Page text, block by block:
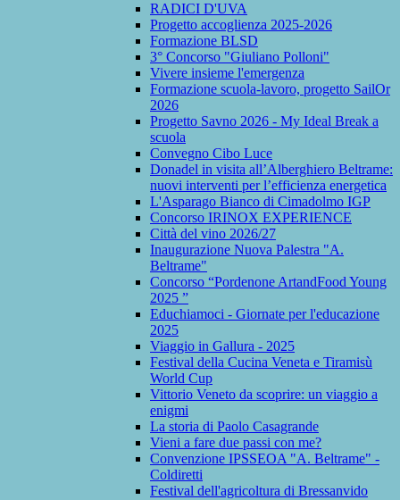
RADICI D'UVA
Progetto accoglienza 2025-2026
Formazione BLSD
3° Concorso "Giuliano Polloni"
Vivere insieme l'emergenza
Formazione scuola-lavoro, progetto SailOr
2026
Progetto Savno 2026 - My Ideal Break a
scuola
Convegno Cibo Luce
Donadel in visita all’Alberghiero Beltrame:
nuovi interventi per l’efficienza energetica
L'Asparago Bianco di Cimadolmo IGP
Concorso IRINOX EXPERIENCE
Città del vino 2026/27
Inaugurazione Nuova Palestra "A.
Beltrame"
Concorso “Pordenone ArtandFood Young
2025 ”
Educhiamoci - Giornate per l'educazione
2025
Viaggio in Gallura - 2025
Festival della Cucina Veneta e Tiramisù
World Cup
Vittorio Veneto da scoprire: un viaggio a
enigmi
La storia di Paolo Casagrande
Vieni a fare due passi con me?
Convenzione IPSSEOA "A. Beltrame" -
Coldiretti
Festival dell'agricoltura di Bressanvido